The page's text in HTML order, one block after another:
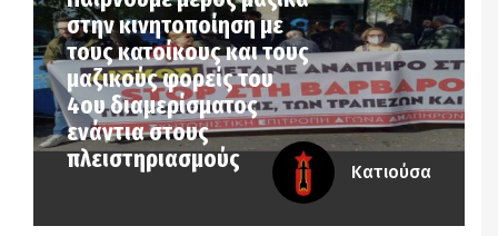
στην κινητοποίηση με
τους κατοίκους και τους
μαζικούς φορείς του
4ου διαμερίσματος
ενάντια στους
πλειστηριασμούς
Κατιούσα